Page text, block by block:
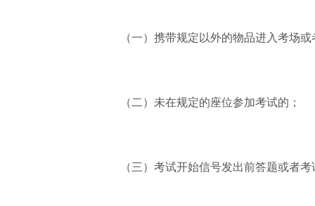
（一）携带规定以外的物品进入考场
（二）未在规定的座位参加考试的；
（三）考试开始信号发出前答题或者